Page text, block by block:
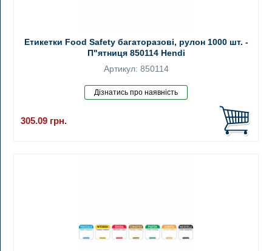
Етикетки Food Safety багаторазові, рулон 1000 шт. -
П"ятниця 850114 Hendi
Артикул: 850114
305.09 грн.